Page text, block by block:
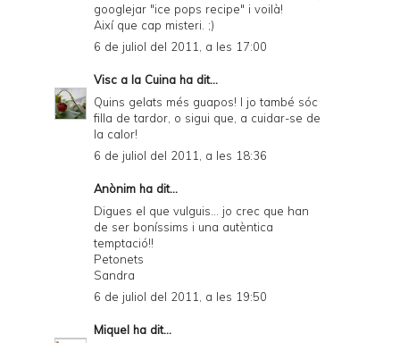
googlejar "ice pops recipe" i voilà!
Així que cap misteri. ;)
6 de juliol del 2011, a les 17:00
Visc a la Cuina ha dit...
Quins gelats més guapos! I jo també sóc
filla de tardor, o sigui que, a cuidar-se de
la calor!
6 de juliol del 2011, a les 18:36
Anònim ha dit...
Digues el que vulguis... jo crec que han
de ser boníssims i una autèntica
temptació!!
Petonets
Sandra
6 de juliol del 2011, a les 19:50
Miquel ha dit...